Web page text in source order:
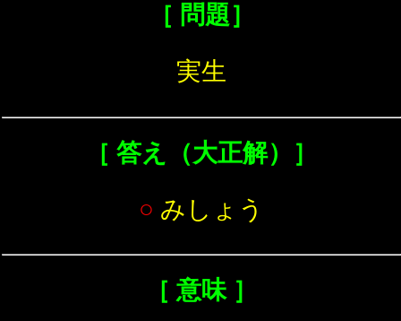
［ 問題］
実生
［ 答え（大正解）］
○ みしょう
［ 意味 ］